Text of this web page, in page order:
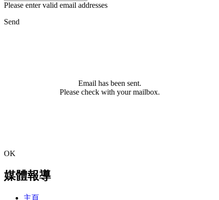
Please enter valid email addresses
Send
Email has been sent.
Please check with your mailbox.
OK
媒體報導
主頁